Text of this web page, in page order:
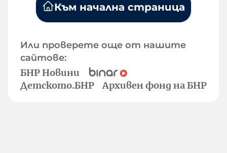
Към начална страница
Или проверете още от нашите
сайтове:
БНР Новини
Детското.БНР
Архивен фонд на БНР